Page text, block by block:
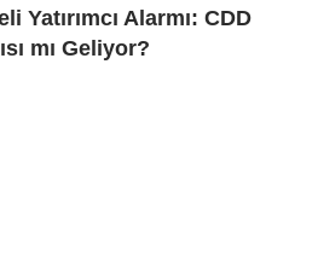
Yatırımcı Alarmı: CDD
mı Geliyor?